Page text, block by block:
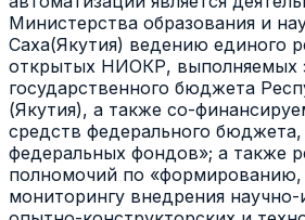
Министерства образования и
Саха(Якутия) ведению единого
открытых НИОКР, выполняемых
государственного бюджета
(Якутия), а также со-
средств федерального бюджета,
федеральных фондов»; а также
полномочий по
мониторингу внедрения научно-